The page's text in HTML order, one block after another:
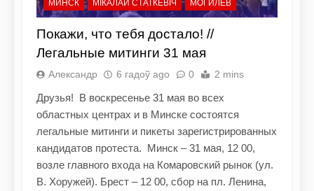
МИНСК
МІКАЛАЙ СТАТКЕВІЧ МОГИЛЁВ
Покажи, что тебя достало! //
Легальные митинги 31 мая
Александр 6 гадоў ago 0 2 mins
Друзья! В воскресенье 31 мая во всех
областных центрах и в Минске состоятся
легальные митинги и пикеты зарегистрированных
кандидатов протеста. Минск – 31 мая, 12 00,
возле главного входа на Комаровский рынок (ул.
В. Хоружей). Брест – 12 00, сбор на пл. Ленина,